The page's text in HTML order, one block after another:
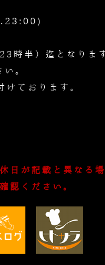
時半）迄となりま
。
ております。
日が記載と異なる
認ください。